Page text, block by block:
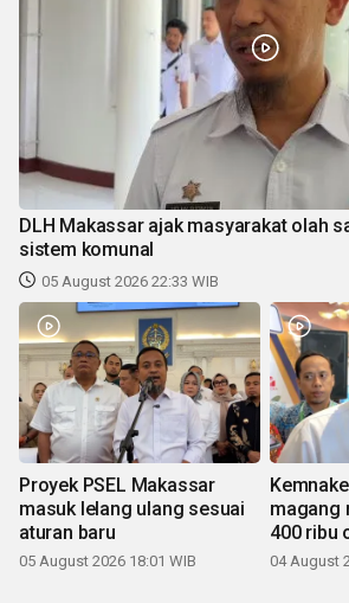
DLH Makassar ajak masyarakat olah
sistem komunal
05 August 2026 22:33 WIB
Proyek PSEL Makassar
masuk lelang ulang sesuai
aturan baru
05 August 2026 18:01 WIB
magang
400 ribu
04 August